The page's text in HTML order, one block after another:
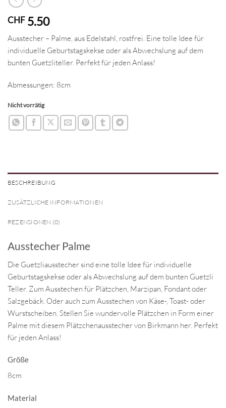
CHF 5.50
Ausstecher – Palme, aus Edelstahl, rostfrei. Eine tolle Idee für
individuelle Geburtstagskekse oder als Abwechslung auf dem
bunten Guetzliteller. Perfekt für jeden Anlass!
Abmessungen: 8cm
Nicht vorrätig
BESCHREIBUNG
ZUSÄTZLICHE INFORMATIONEN
REZENSIONEN (0)
Ausstecher Palme
Die Guetzliausstecher sind eine tolle Idee für individuelle
Geburtstagskekse oder als Abwechslung auf dem bunten Guetzli
Teller. Zum Ausstechen für Plätzchen, Marzipan, Fondant oder
Salzgebäck. Oder auch zum Ausstechen von Käse-, Toast- oder
Wurstscheiben. Stellen Sie wundervolle Plätzchen in Form einer
Palme mit diesem Plätzchenausstecher von Birkmann her. Perfekt
für jeden Anlass!
Größe
8cm
Material